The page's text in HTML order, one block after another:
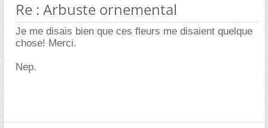
Re : Arbuste ornemental
Je me disais bien que ces fleurs me disaient quelque
chose! Merci.
Nep.